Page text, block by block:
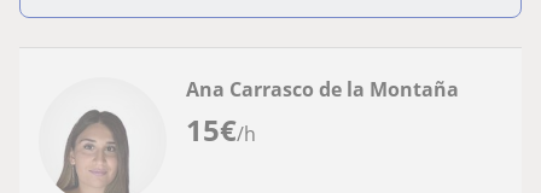
15€/h
Ana Carrasco de la Montaña